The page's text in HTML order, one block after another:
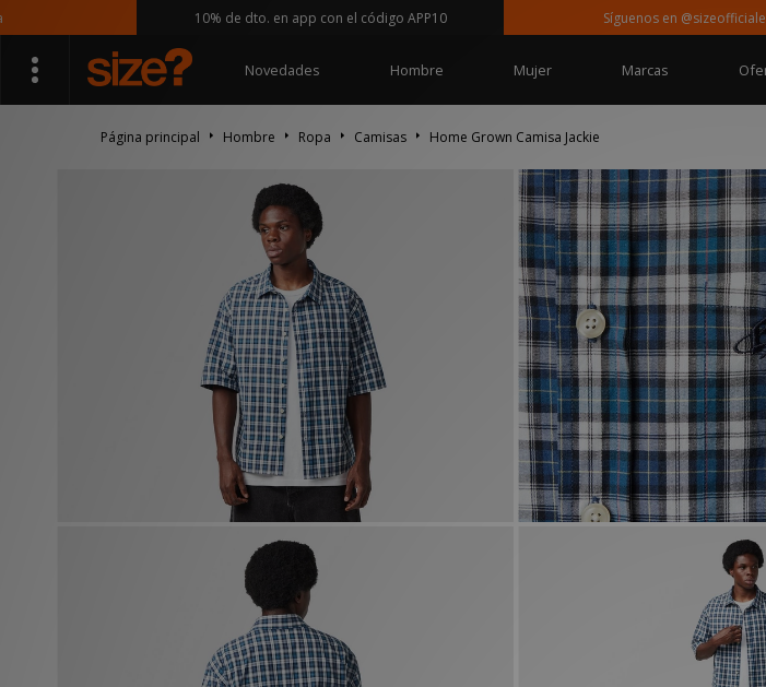
10% de dto. en app con el código APP10 Síguenos en @sizeofficiales
Novedades Hombre Mujer Marcas
Página principal Hombre Ropa Camisas Home Grown Camisa Jackie